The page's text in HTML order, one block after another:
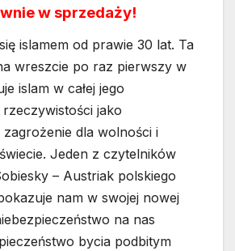
w sprzedaży!
islamem od prawie 30 lat. Ta
wreszcie po raz pierwszy w
islam w całej jego
jako
dla wolności i
Jeden z czytelników
– Austriak polskiego
nam w swojej nowej
na nas
bycia podbitym